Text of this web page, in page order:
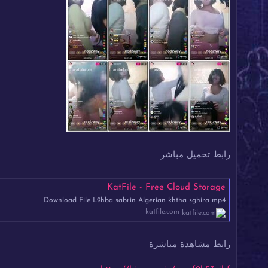
رابط تحميل مباشر
KatFile - Free Cloud Storage
Download File L9hba sabrin Algerian khtha sghira mp4
katfile.com
رابط مشاهدة مباشرة